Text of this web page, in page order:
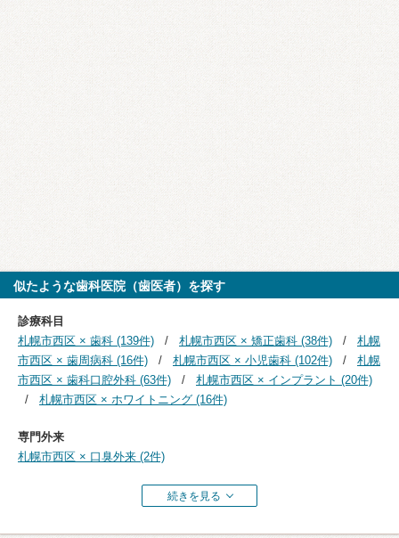
似たような歯科医院（歯医者）を探す
診療科目
札幌市西区 × 歯科 (139件)
札幌市西区 × 矯正歯科 (38件)
札幌
市西区 × 歯周病科 (16件)
札幌市西区 × 小児歯科 (102件)
札幌
市西区 × 歯科口腔外科 (63件)
札幌市西区 × インプラント (20件)
札幌市西区 × ホワイトニング (16件)
専門外来
札幌市西区 × 口臭外来 (2件)
続きを見る